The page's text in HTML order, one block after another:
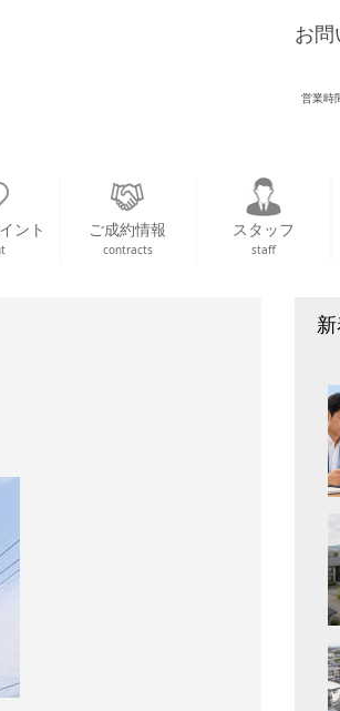
お問
営業時
ント ご成約情報
contracts
スタッフ
staff